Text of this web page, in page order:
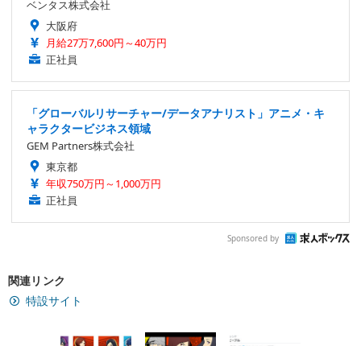
ベンタス株式会社
大阪府
月給27万7,600円～40万円
正社員
「グローバルリサーチャー/データアナリスト」アニメ・キ
ャラクタービジネス領域
GEM Partners株式会社
東京都
年収750万円～1,000万円
正社員
Sponsored by
関連リンク
特設サイト